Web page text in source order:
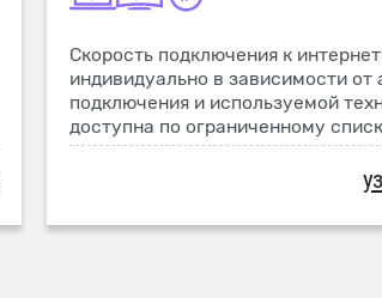
Скорость подключения к
индивидуально в зависимости от
подключения и используемой
доступна по ограниченному